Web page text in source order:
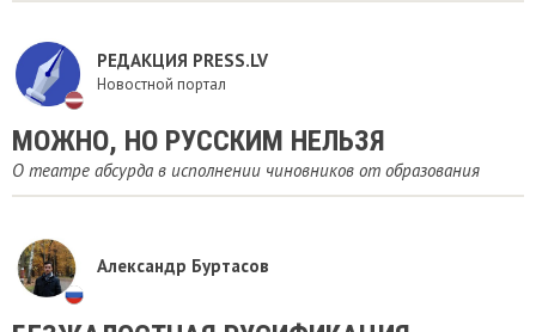
РЕДАКЦИЯ PRESS.LV
Новостной портал
МОЖНО, НО РУССКИМ НЕЛЬЗЯ
О театре абсурда в исполнении чиновников от образования
Александр Буртасов